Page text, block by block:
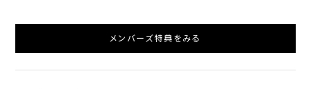
メンバーズ特典をみる